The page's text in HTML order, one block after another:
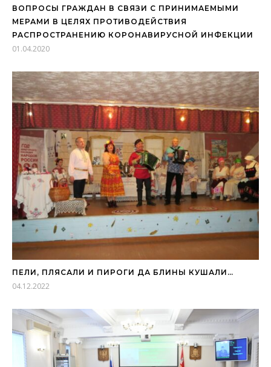
ВОПРОСЫ ГРАЖДАН В СВЯЗИ С ПРИНИМАЕМЫМИ
МЕРАМИ В ЦЕЛЯХ ПРОТИВОДЕЙСТВИЯ
РАСПРОСТРАНЕНИЮ КОРОНАВИРУСНОЙ ИНФЕКЦИИ
01.04.2020
ПЕЛИ, ПЛЯСАЛИ И ПИРОГИ ДА БЛИНЫ КУШАЛИ…
04.12.2022